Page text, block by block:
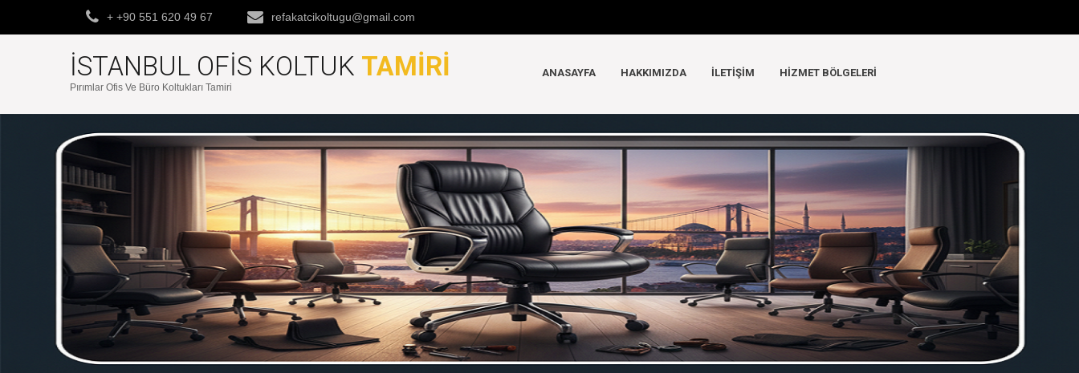
+ +90 551 620 49 67 refakatcikoltugu@gmail.com
İSTANBUL OFIS KOLTUK TAMIRI
Pırımlar Ofis Ve Büro Koltukları Tamiri
ANASAYFA HAKKIMIZDA İLETIŞIM HIZMET BÖLGELERI